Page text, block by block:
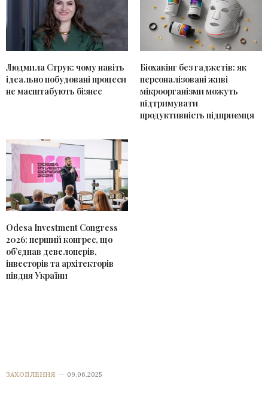
Людмила Струк: чому навіть
ідеально побудовані процеси
не масштабують бізнес
Біохакінг без гаджетів: як
персоналізовані живі
мікроорганізми можуть
підтримувати
продуктивність підприємця
Odesa Investment Congress
2026: перший конгрес, що
об’єднав девелоперів,
інвесторів та архітекторів
півдня України
ЗАХОПЛЕННЯ 09.06.2025